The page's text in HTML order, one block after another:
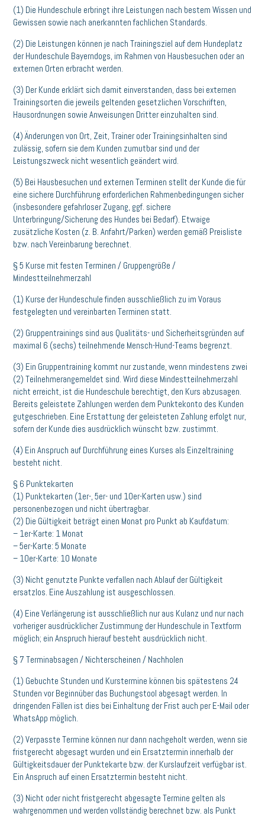
(1) Die Hundeschule erbringt ihre Leistungen nach bestem Wissen und
Gewissen sowie nach anerkannten fachlichen Standards.
(2) Die Leistungen können je nach Trainingsziel auf dem Hundeplatz
der Hundeschule Bayerndogs, im Rahmen von Hausbesuchen oder an
externen Orten erbracht werden.
(3) Der Kunde erklärt sich damit einverstanden, dass bei externen
Trainingsorten die jeweils geltenden gesetzlichen Vorschriften,
Hausordnungen sowie Anweisungen Dritter einzuhalten sind.
(4) Änderungen von Ort, Zeit, Trainer oder Trainingsinhalten sind
zulässig, sofern sie dem Kunden zumutbar sind und der
Leistungszweck nicht wesentlich geändert wird.
(5) Bei Hausbesuchen und externen Terminen stellt der Kunde die für
eine sichere Durchführung erforderlichen Rahmenbedingungen sicher
(insbesondere gefahrloser Zugang, ggf. sichere
Unterbringung/Sicherung des Hundes bei Bedarf). Etwaige
zusätzliche Kosten (z. B. Anfahrt/Parken) werden gemäß Preisliste
bzw. nach Vereinbarung berechnet.
§ 5 Kurse mit festen Terminen / Gruppengröße /
Mindestteilnehmerzahl
(1) Kurse der Hundeschule finden ausschließlich zu im Voraus
festgelegten und vereinbarten Terminen statt.
(2) Gruppentrainings sind aus Qualitäts- und Sicherheitsgründen auf
maximal 6 (sechs) teilnehmende Mensch-Hund-Teams begrenzt.
(3) Ein Gruppentraining kommt nur zustande, wenn mindestens zwei
(2) Teilnehmerangemeldet sind. Wird diese Mindestteilnehmerzahl
nicht erreicht, ist die Hundeschule berechtigt, den Kurs abzusagen.
Bereits geleistete Zahlungen werden dem Punktekonto des Kunden
gutgeschrieben. Eine Erstattung der geleisteten Zahlung erfolgt nur,
sofern der Kunde dies ausdrücklich wünscht bzw. zustimmt.
(4) Ein Anspruch auf Durchführung eines Kurses als Einzeltraining
besteht nicht.
§ 6 Punktekarten
(1) Punktekarten (1er-, 5er- und 10er-Karten usw.) sind
personenbezogen und nicht übertragbar.
(2) Die Gültigkeit beträgt einen Monat pro Punkt ab Kaufdatum:
– 1er-Karte: 1 Monat
– 5er-Karte: 5 Monate
– 10er-Karte: 10 Monate
(3) Nicht genutzte Punkte verfallen nach Ablauf der Gültigkeit
ersatzlos. Eine Auszahlung ist ausgeschlossen.
(4) Eine Verlängerung ist ausschließlich nur aus Kulanz und nur nach
vorheriger ausdrücklicher Zustimmung der Hundeschule in Textform
möglich; ein Anspruch hierauf besteht ausdrücklich nicht.
§ 7 Terminabsagen / Nichterscheinen / Nachholen
(1) Gebuchte Stunden und Kurstermine können bis spätestens 24
Stunden vor Beginnüber das Buchungstool abgesagt werden. In
dringenden Fällen ist dies bei Einhaltung der Frist auch per E-Mail oder
WhatsApp möglich.
(2) Verpasste Termine können nur dann nachgeholt werden, wenn sie
fristgerecht abgesagt wurden und ein Ersatztermin innerhalb der
Gültigkeitsdauer der Punktekarte bzw. der Kurslaufzeit verfügbar ist.
Ein Anspruch auf einen Ersatztermin besteht nicht.
(3) Nicht oder nicht fristgerecht abgesagte Termine gelten als
wahrgenommen und werden vollständig berechnet bzw. als Punkt